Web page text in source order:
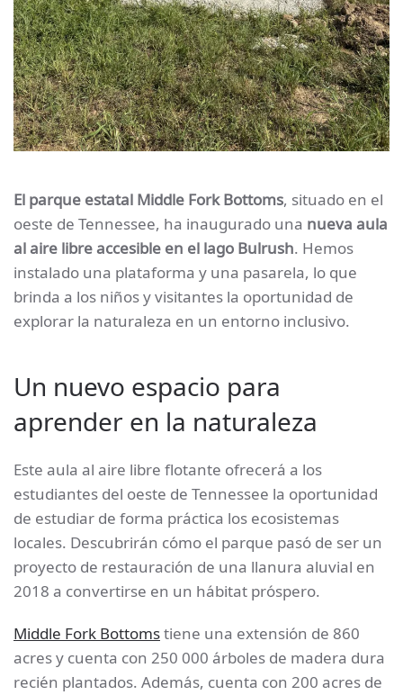
El parque estatal Middle Fork Bottoms, situado en el
oeste de Tennessee, ha inaugurado una nueva aula
al aire libre accesible en el lago Bulrush. Hemos
instalado una plataforma y una pasarela, lo que
brinda a los niños y visitantes la oportunidad de
explorar la naturaleza en un entorno inclusivo.
Un nuevo espacio para
aprender en la naturaleza
Este aula al aire libre flotante ofrecerá a los
estudiantes del oeste de Tennessee la oportunidad
de estudiar de forma práctica los ecosistemas
locales. Descubrirán cómo el parque pasó de ser un
proyecto de restauración de una llanura aluvial en
2018 a convertirse en un hábitat próspero.
Middle Fork Bottomstiene una extensión de 860
acres y cuenta con 250 000 árboles de madera dura
recién plantados. Además, cuenta con 200 acres de